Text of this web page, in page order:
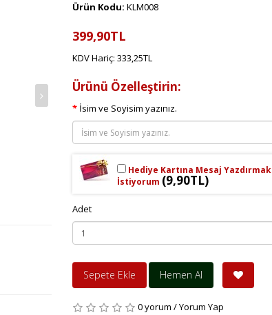
Ürün Kodu: KLM008
399,90TL
KDV Hariç: 333,25TL
Ürünü Özelleştirin:
İsim ve Soyisim yazınız.
Hediye Kartına Mesaj Yazdırmak
İstiyorum (9,90TL)
Adet
Sepete Ekle Hemen Al
0 yorum /Yorum Yap